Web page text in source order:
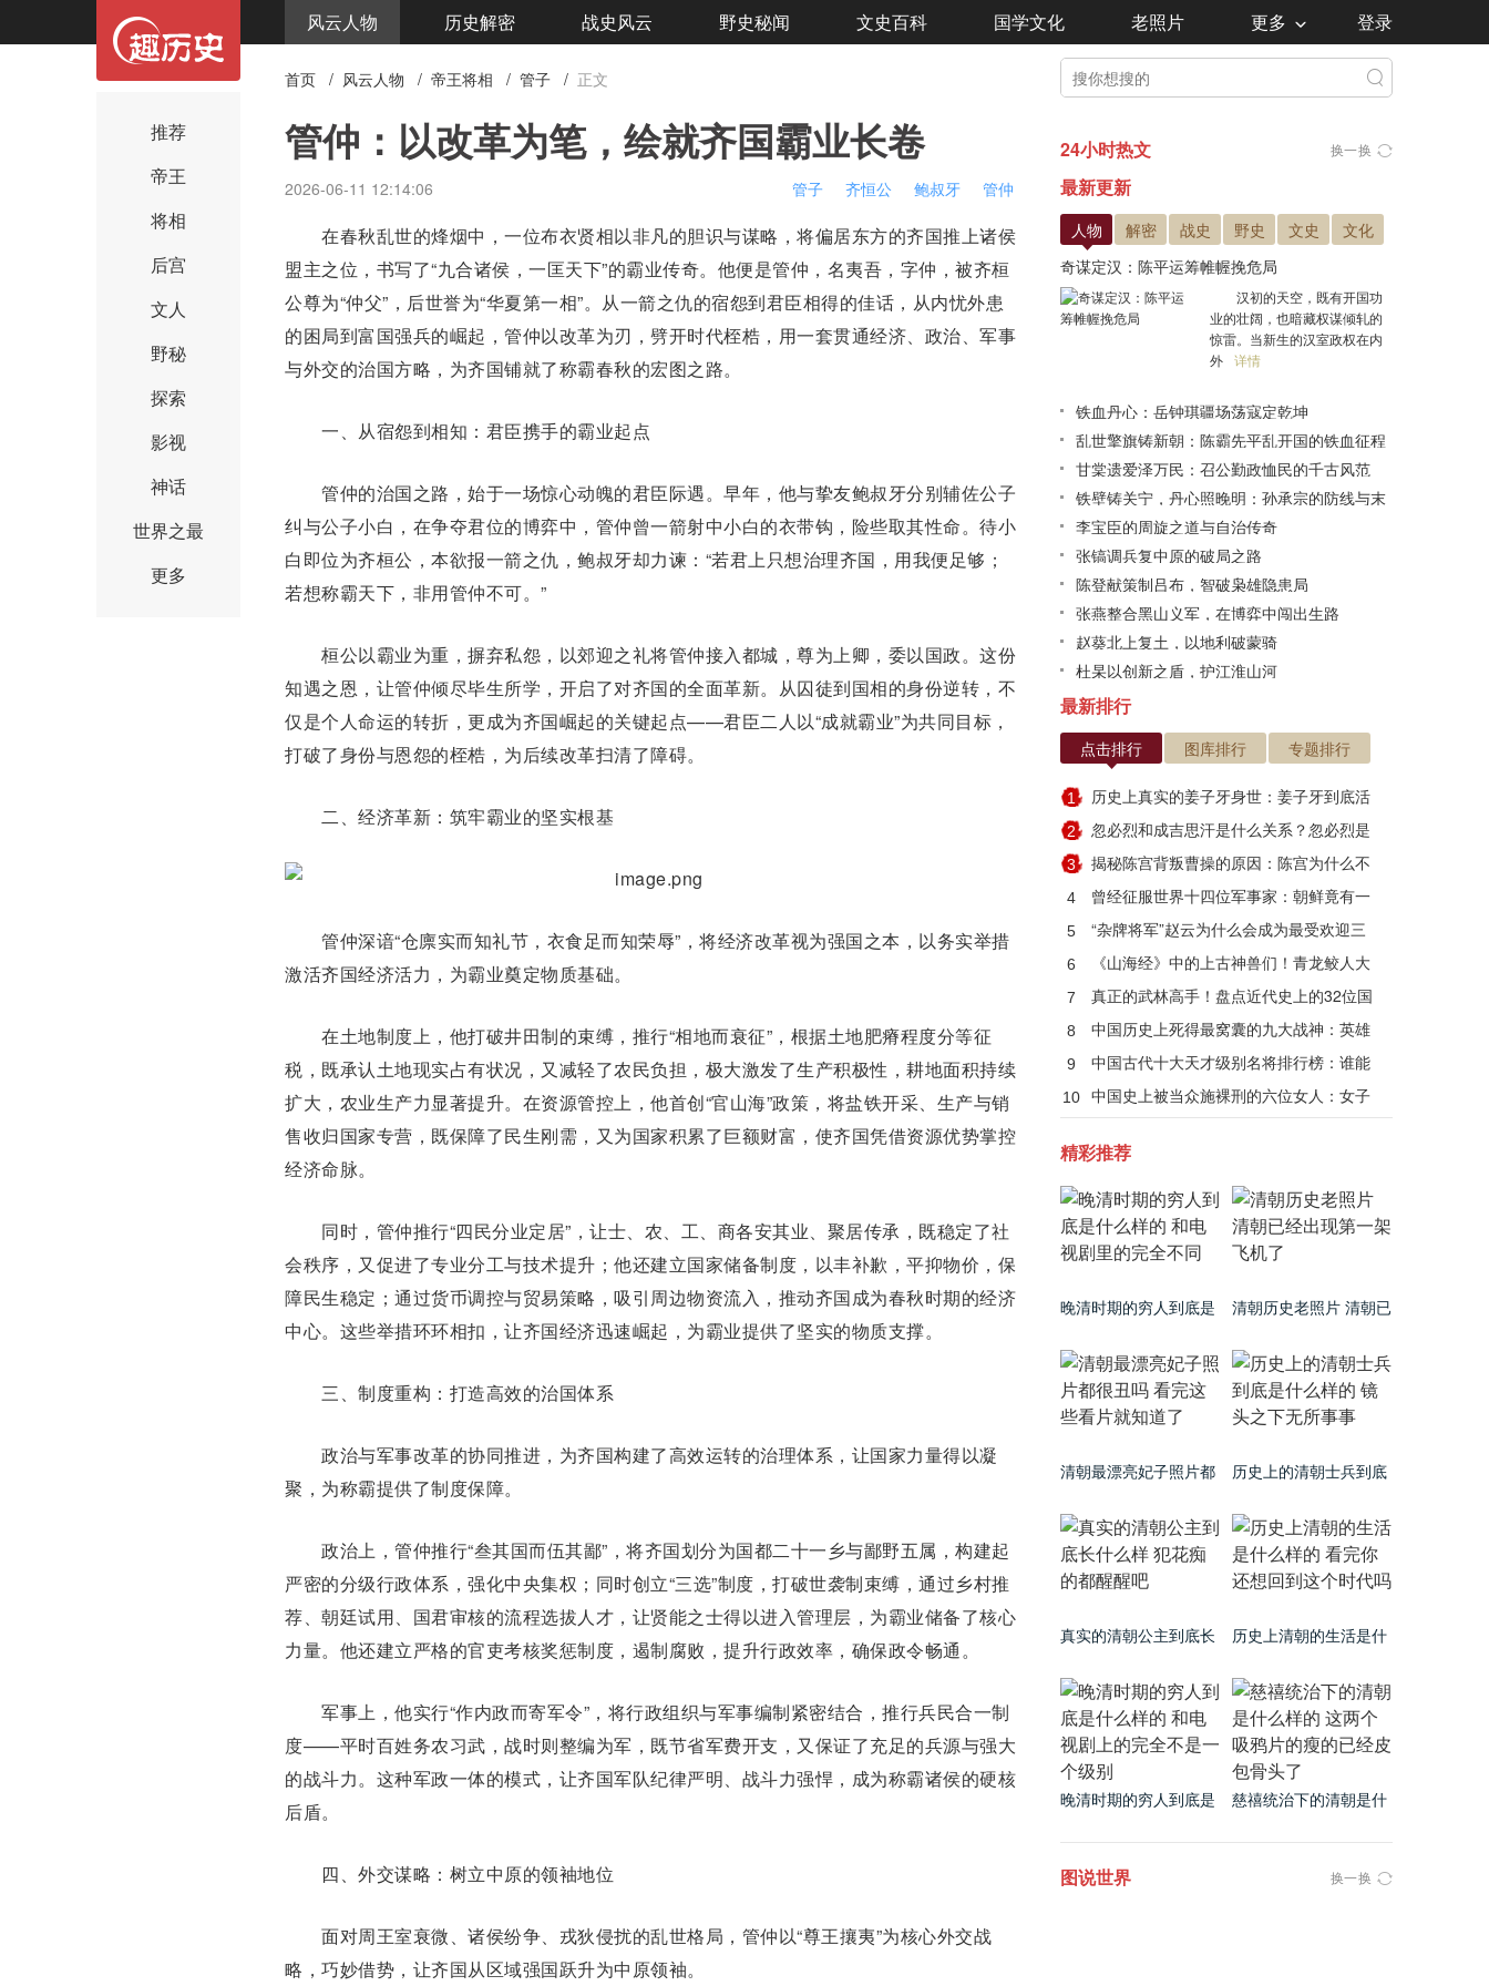
风云人物 历史解密 战史风云 野史秘闻 文史百科 国学文化 老照片 更多 登录
推荐
帝王
将相
后宫
文人
野秘
探索
影视
神话
世界之最
更多
首页 / 风云人物 / 帝王将相 / 管子 / 正文
管仲：以改革为笔，绘就齐国霸业长卷
2026-06-11 12:14:06 管子 齐恒公 鲍叔牙 管仲
在春秋乱世的烽烟中，一位布衣贤相以非凡的胆识与谋略，将偏居东方的齐国推上诸侯
盟主之位，书写了“九合诸侯 ，一匡天下”的霸业传奇。他便是管仲 ，名夷吾，字仲，被齐桓
公尊为“仲父”，后世誉为“华夏第一相”。从一箭之仇的宿怨到君臣相得的佳话，从内忧外患
的困局到富国强兵的崛起，管仲以改革为刃，劈开时代桎梏，用一套贯通经济、政治、军事
与外交的治国方略，为齐国铺就了称霸春秋的宏图之路。
一、从宿怨到相知：君臣携手的霸业起点
管仲的治国之路，始于一场惊心动魄的君臣际遇。早年，他与挚友鲍叔牙分别辅佐公子
纠与公子小白 ，在争夺君位的博弈中，管仲曾一箭射中小白的衣带钩，险些取其性命。待小
白即位为齐桓公，本欲报一箭之仇，鲍叔牙却力谏：“若君上只想治理齐国，用我便足够；
若想称霸天下，非用管仲不可。”
桓公以霸业为重，摒弃私怨，以郊迎之礼将管仲接入都城，尊为上卿，委以国政。这份
知遇之恩，让管仲倾尽毕生所学，开启了对齐国的全面革新。从囚徒到国相的身份逆转，不
仅是个人命运的转折，更成为齐国崛起的关键起点——君臣二人以“成就霸业”为共同目标，
打破了身份与恩怨的桎梏，为后续改革扫清了障碍。
二、经济革新：筑牢霸业的坚实根基
管仲深谙“仓廪实而知礼节，衣食足而知荣辱”，将经济改革视为强国之本，以务实举措
激活齐国经济活力，为霸业奠定物质基础。
在土地制度上，他打破井田制的束缚，推行“相地而衰征”，根据土地肥瘠程度分等征
税，既承认土地现实占有状况，又减轻了农民负担，极大激发了生产积极性，耕地面积持续
扩大，农业生产力显著提升。在资源管控上，他首创“官山海”政策，将盐铁开采、生产与销
售收归国家专营，既保障了民生刚需，又为国家积累了巨额财富，使齐国凭借资源优势掌控
经济命脉。
同时，管仲推行“四民分业定居”，让士、农、工、商各安其业、聚居传承，既稳定了社
会秩序，又促进了专业分工与技术提升；他还建立国家储备制度，以丰补歉，平抑物价，保
障民生稳定；通过货币调控与贸易策略，吸引周边物资流入，推动齐国成为春秋时期的经济
中心。这些举措环环相扣，让齐国经济迅速崛起，为霸业提供了坚实的物质支撑。
三、制度重构：打造高效的治国体系
政治与军事改革的协同推进，为齐国构建了高效运转的治理体系，让国家力量得以凝
聚，为称霸提供了制度保障。
政治上，管仲推行“叁其国而伍其鄙”，将齐国划分为国都二十一乡与鄙野五属，构建起
严密的分级行政体系，强化中央集权；同时创立“三选”制度，打破世袭制束缚，通过乡村推
荐、朝廷试用、国君审核的流程选拔人才，让贤能之士得以进入管理层，为霸业储备了核心
力量。他还建立严格的官吏考核奖惩制度，遏制腐败，提升行政效率，确保政令畅通。
军事上，他实行“作内政而寄军令”，将行政组织与军事编制紧密结合，推行兵民合一制
度——平时百姓务农习武，战时则整编为军，既节省军费开支，又保证了充足的兵源与强大
的战斗力。这种军政一体的模式，让齐国军队纪律严明、战斗力强悍，成为称霸诸侯的硬核
后盾。
四、外交谋略：树立中原的领袖地位
面对周王室衰微、诸侯纷争、戎狄侵扰的乱世格局，管仲以“尊王攘夷”为核心外交战
略，巧妙借势，让齐国从区域强国跃升为中原领袖。
24小时热文 换一换
最新更新
人物 解密 战史 野史 文史
文化
奇谋定汉：陈平运筹帷幄挽危局
汉初的天空，既有开国功
业的壮阔，也暗藏权谋倾轧的
惊雷。当新生的汉室政权在内
外 详情
铁血丹心：岳钟琪疆场荡寇定乾坤
乱世擎旗铸新朝：陈霸先平乱开国的铁血征程
甘棠遗爱泽万民：召公勤政恤民的千古风范
铁壁铸关宁，丹心照晚明：孙承宗的防线与末
路悲歌
李宝臣的周旋之道与自治传奇
张镐调兵复中原的破局之路
陈登献策制吕布，智破枭雄隐患局
张燕整合黑山义军，在博弈中闯出生路
赵葵北上复土，以地利破蒙骑
杜杲以创新之盾，护江淮山河
最新排行
点击排行 图库排行 专题排行
1
历史上真实的姜子牙身世：姜子牙到底活
了多少岁
2
忽必烈和成吉思汗是什么关系？忽必烈是
因何而死
3
揭秘陈宫背叛曹操的原因：陈宫为什么不
跟刘备？
4
曾经征服世界十四位军事家：朝鲜竟有一
人入选
5
“杂牌将军”赵云为什么会成为最受欢迎三
国武将？
6
《山海经》中的上古神兽们！青龙鲛人大
集合
7
真正的武林高手！盘点近代史上的32位国
术大师
8
中国历史上死得最窝囊的九大战神：英雄
无善终！
9
中国古代十大天才级别名将排行榜：谁能
当第一？
10
中国史上被当众施裸刑的六位女人：女子
裸刑秘闻
精彩推荐
晚清时期的穷人到底是
完全不同
清朝历史老照片 清朝已
清朝最漂亮妃子照片都
知道了
历史上的清朝士兵到底
所事事
真实的清朝公主到底长
吧
历史上清朝的生活是什
这个时代吗
晚清时期的穷人到底是
完全不是一个级别
慈禧统治下的清朝是什
瘦的已经皮包骨头了
图说世界 换一换